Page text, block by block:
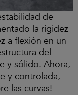
de
la rigidez
a flexión en un
del
y sólido. Ahora,
y controlada,
las curvas!